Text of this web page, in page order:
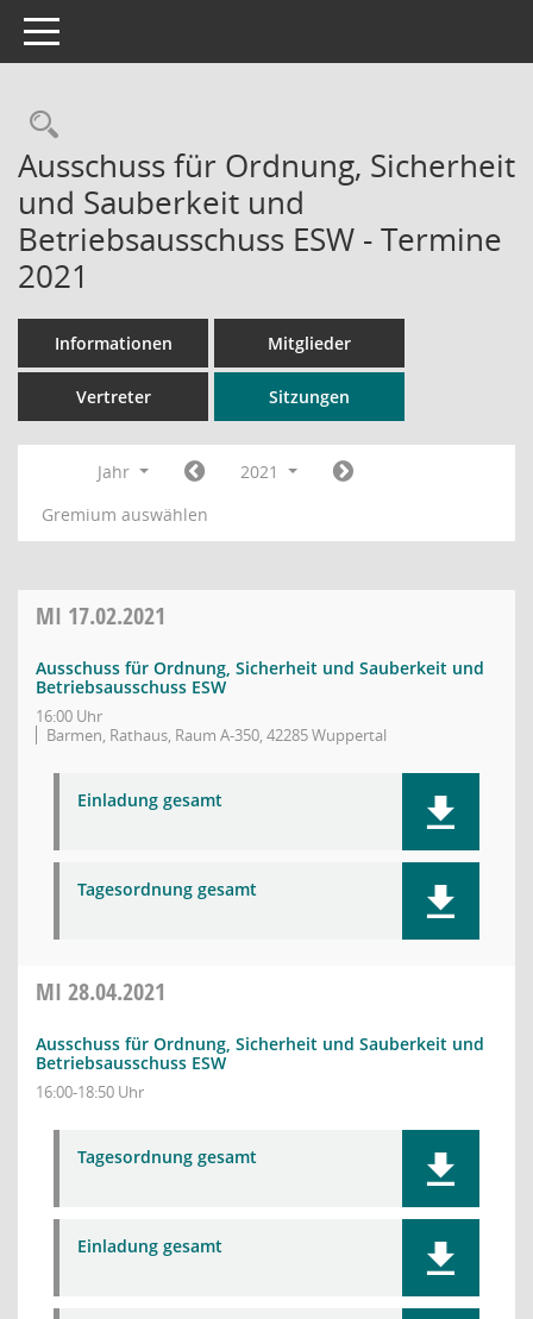
Toggle navigation
Rechercheauswahl
Ausschuss für Ordnung, Sicherheit
und Sauberkeit und
Betriebsausschuss ESW - Termine
2021
Informationen Mitglieder
Vertreter Sitzungen
Jahr
2021
Gremium auswählen
MI 17.02.2021
Ausschuss für Ordnung, Sicherheit und Sauberkeit und
Betriebsausschuss ESW
16:00 Uhr
Barmen, Rathaus, Raum A-350, 42285 Wuppertal
Einladung gesamt
Tagesordnung gesamt
MI 28.04.2021
Ausschuss für Ordnung, Sicherheit und Sauberkeit und
Betriebsausschuss ESW
16:00-18:50 Uhr
Tagesordnung gesamt
Einladung gesamt